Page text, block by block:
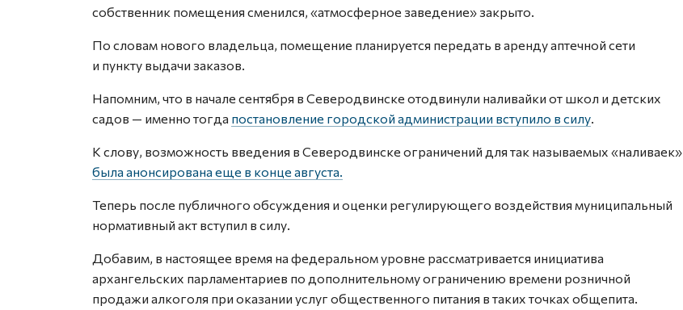
собственник помещения сменился, «атмосферное заведение» закрыто.
По словам нового владельца, помещение планируется передать в аренду аптечной сети
и пункту выдачи заказов.
Напомним, что в начале сентября в Северодвинске отодвинули наливайки от школ и детских
садов — именно тогда постановление городской администрации вступило в силу.
К слову, возможность введения в Северодвинске ограничений для так называемых «наливаек»
была анонсирована еще в конце августа.
Теперь после публичного обсуждения и оценки регулирующего воздействия муниципальный
нормативный акт вступил в силу.
Добавим, в настоящее время на федеральном уровне рассматривается инициатива
архангельских парламентариев по дополнительному ограничению времени розничной
продажи алкоголя при оказании услуг общественного питания в таких точках общепита.